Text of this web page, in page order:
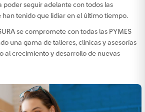
poder seguir adelante con todos las
han tenido que lidiar en el último tiempo.
se compromete con todas las PYMES
una gama de talleres, clínicas y asesorías
al crecimiento y desarrollo de nuevas